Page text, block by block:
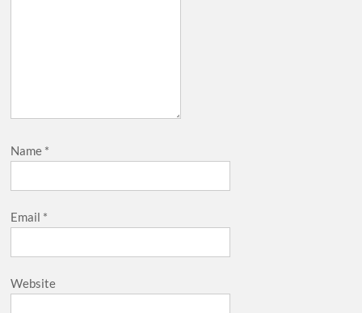
Name *
Email *
Website